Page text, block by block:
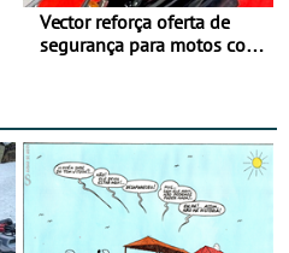
Vector reforça oferta de
segurança para motos com